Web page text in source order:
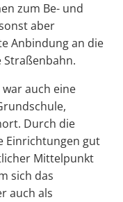
zum Be- und
aber
Anbindung an die
Straßenbahn.
auch eine
Durch die
Einrichtungen gut
Mittelpunkt
sich das
auch als